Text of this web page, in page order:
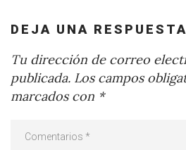
DEJA UNA RESPUESTA
Tu dirección de correo
publicada. Los campos
marcados con *